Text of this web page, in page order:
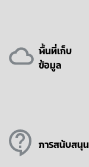
พื้นที่เก็บ
ข้อมูล
การสนับสนุน